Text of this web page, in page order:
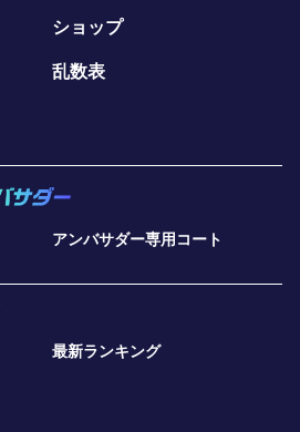
ショップ
乱数表
アンバサダー専用コート
最新ランキング